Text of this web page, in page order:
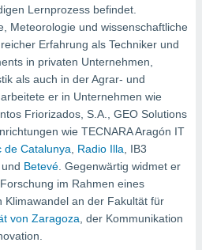
Lernprozess befindet.
Meteorologie und wissenschaftliche
Erfahrung als Techniker und
in privaten Unternehmen,
als auch in der Agrar- und
er in Unternehmen wie
Friorizados, S.A., GEO Solutions
wie TECNARA Aragón IT
de Catalunya, Radio Illa, IB3
und Betevé. Gegenwärtig widmet er
im Rahmen eines
Klimawandel an der Fakultät für
von Zaragoza, der Kommunikation